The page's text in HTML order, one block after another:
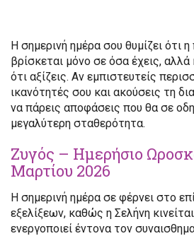
Η σημερινή ημέρα σου θυμίζει ότι
βρίσκεται μόνο σε όσα έχεις, αλλά
ότι αξίζεις. Αν εμπιστευτείς
ικανότητές σου και ακούσεις τη
να πάρεις αποφάσεις που θα σε
μεγαλύτερη σταθερότητα.
Ζυγός – Ημερήσιο
Μαρτίου 2026
Η σημερινή ημέρα σε φέρνει στο
εξελίξεων, καθώς η Σελήνη
ενεργοποιεί έντονα τον